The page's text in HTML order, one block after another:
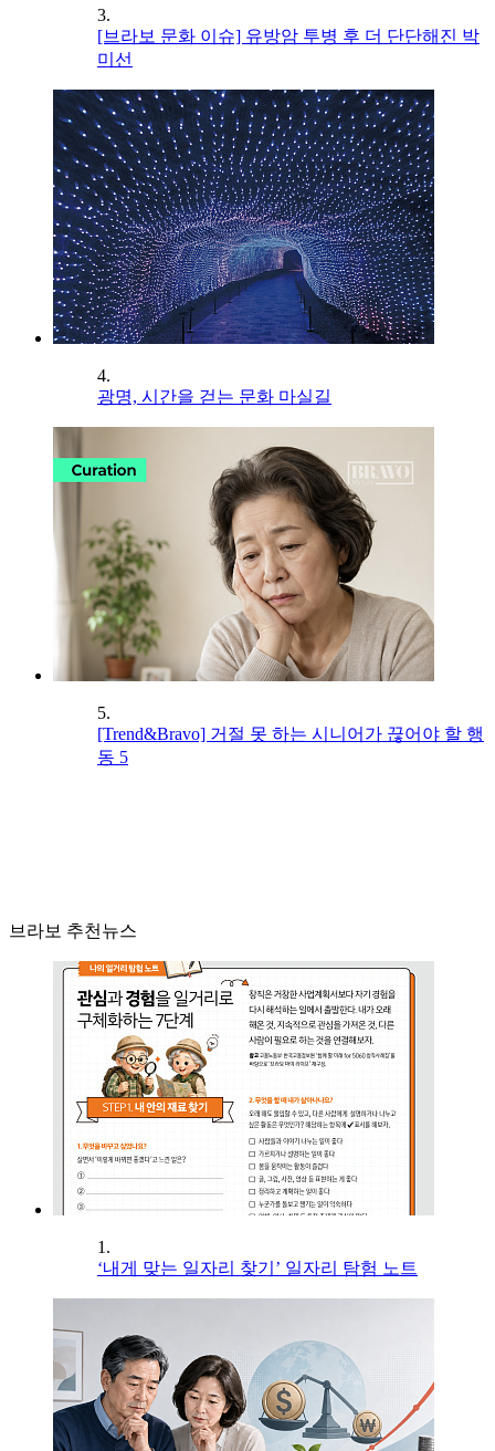
3.
[브라보 문화 이슈] 유방암 투병 후 더 단단해진 박
미선
4.
광명, 시간을 걷는 문화 마실길
5.
[Trend&Bravo] 거절 못 하는 시니어가 끊어야 할 행
동 5
브라보 추천뉴스
1.
‘내게 맞는 일자리 찾기’ 일자리 탐험 노트